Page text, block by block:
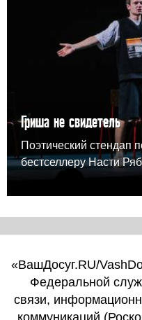
Гриша не свидетель
Поэтический стендап
бестселлеру Насти
«ВашДосуг.RU/
Федеральной
связи,
коммуникаций